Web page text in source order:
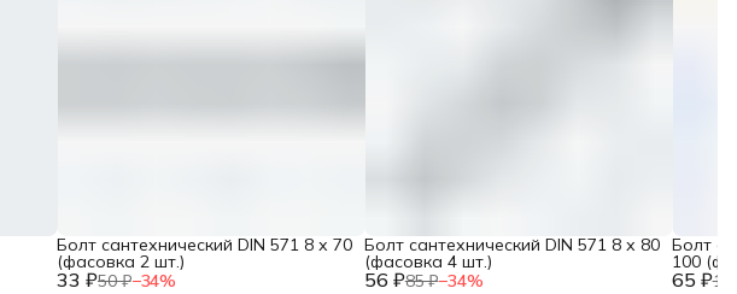
33 ₽50 ₽−34%
Болт сантехнический DIN 571 8 х 70
(фасовка 2 шт.)
56 ₽85 ₽−34%
Болт сантехнический DIN 571 8 х 80
(фасовка 4 шт.)
65 ₽
Болт
100